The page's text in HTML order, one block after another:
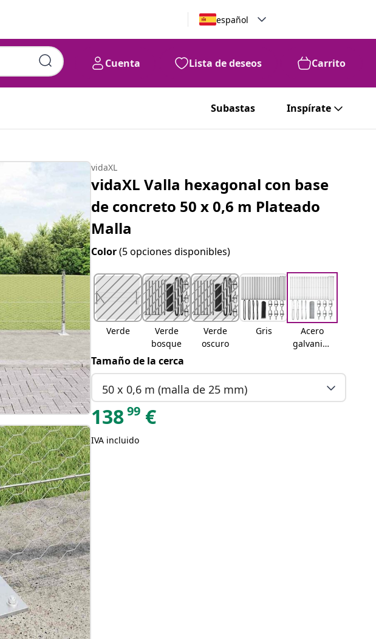
español
Cuenta Lista de deseos Carrito
Subastas Inspírate
vidaXL
vidaXL Valla hexagonal con base
de concreto 50 x 0,6 m Plateado
Malla
Color(5 opciones disponibles)
Verde
Verde
bosque
Verde
oscuro
Gris
Acero
galvaniza
Tamaño de la cerca
50 x 0,6 m (malla de 25 mm)
13899 €
IVA incluido